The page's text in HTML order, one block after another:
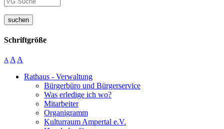
suchen
Schriftgröße
A A A
Rathaus - Verwaltung
Bürgerbüro und Bürgerservice
Was erledige ich wo?
Mitarbeiter
Organigramm
Kulturraum Ampertal e.V.